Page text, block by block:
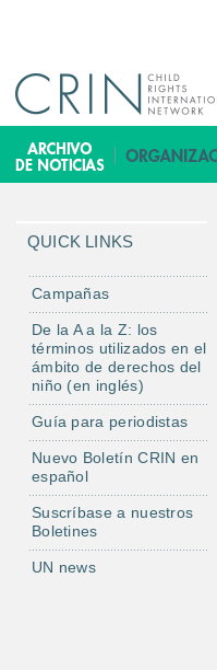
B
i
QUICK LINKS
Campañas
De la A a la Z: los
términos utilizados en el
ámbito de derechos del
niño (en inglés)
Guía para periodistas
Nuevo Boletín CRIN en
español
Suscríbase a nuestros
Boletines
UN news